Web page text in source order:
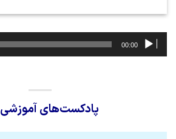
پخش‌کننده
صوت
00:00
پادکست‌های آموزشی nlp